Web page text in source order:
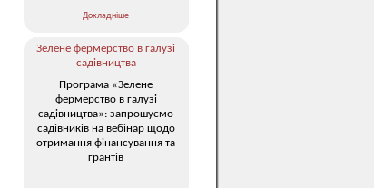
Докладніше
Зелене фермерство в галузі
садівництва
Програма «Зелене
фермерство в галузі
садівництва»: запрошуємо
садівників на вебінар щодо
отримання фінансування та
грантів